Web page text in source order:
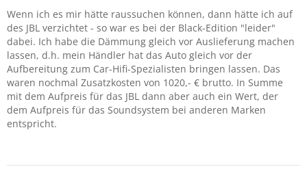
Wenn ich es mir hätte raussuchen können, dann hätte ich auf
des JBL verzichtet - so war es bei der Black-Edition "leider"
dabei. Ich habe die Dämmung gleich vor Auslieferung machen
lassen, d.h. mein Händler hat das Auto gleich vor der
Aufbereitung zum Car-Hifi-Spezialisten bringen lassen. Das
waren nochmal Zusatzkosten von 1020,- € brutto. In Summe
mit dem Aufpreis für das JBL dann aber auch ein Wert, der
dem Aufpreis für das Soundsystem bei anderen Marken
entspricht.